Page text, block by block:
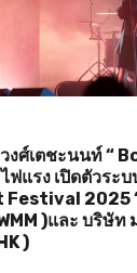
ศ์เตชะนนท์ “
แรง เปิดตัวระบ
Festival 2025
)และ บริษัท
)